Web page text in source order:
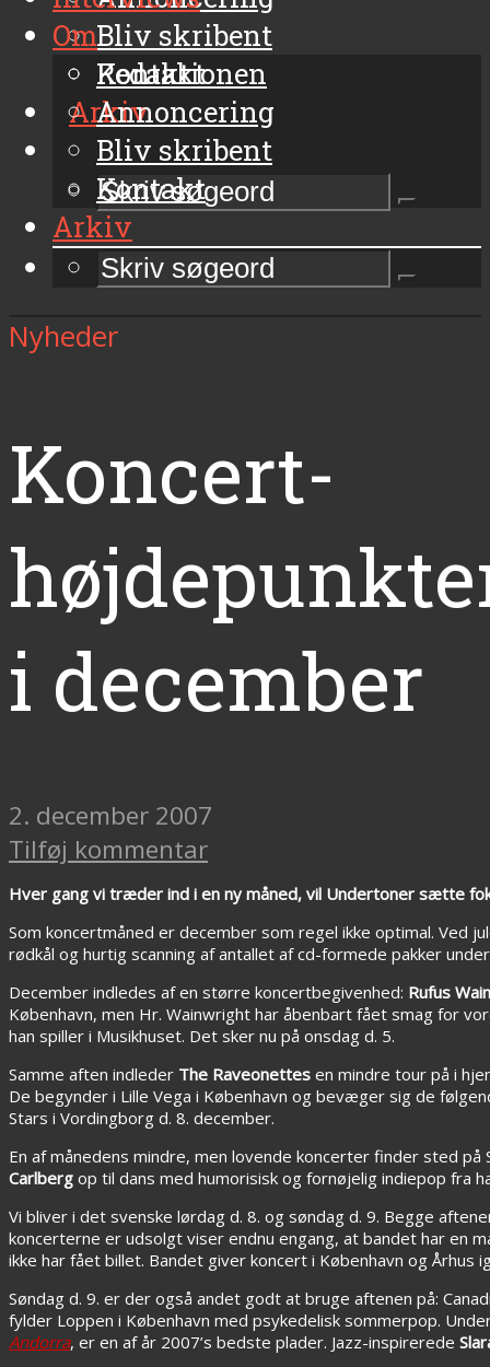
Bliv skribent
Kontakt
Arkiv
Om
Redaktionen
Annoncering
Bliv skribent
Kontakt
Arkiv
Nyheder
Koncert-
i december
2. december 2007
Tilføj kommentar
Hver gang vi træder ind i en ny måned, vil Undertoner sætte
Som koncertmåned er december som regel ikke optimal. Ved
rødkål og hurtig scanning af antallet af cd-formede pakker
December indledes af en større koncertbegivenhed: Rufus
København, men Hr. Wainwright har åbenbart fået smag for
han spiller i Musikhuset. Det sker nu på onsdag d. 5.
Samme aften indleder The Raveonettes en mindre tour på i
De begynder i Lille Vega i København og bevæger sig de
Stars i Vordingborg d. 8. december.
En af månedens mindre, men lovende koncerter finder sted
Carlberg op til dans med humorisisk og fornøjelig indiepop fra
Vi bliver i det svenske lørdag d. 8. og søndag d. 9. Begge
koncerterne er udsolgt viser endnu engang, at bandet har en
ikke har fået billet. Bandet giver koncert i København og
Søndag d. 9. er der også andet godt at bruge aftenen på:
fylder Loppen i København med psykedelisk sommerpop.
Andorra, er en af år 2007’s bedste plader. Jazz-inspirerede